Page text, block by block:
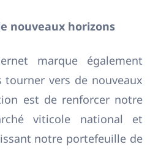
nouveaux horizons
marque également
vers de nouveaux
est de renforcer notre
viticole national et
notre portefeuille de